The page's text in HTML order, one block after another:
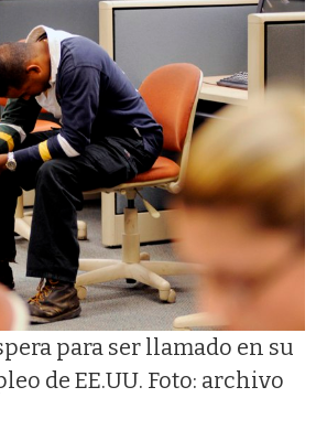
para ser llamado en su
de EE.UU. Foto: archivo